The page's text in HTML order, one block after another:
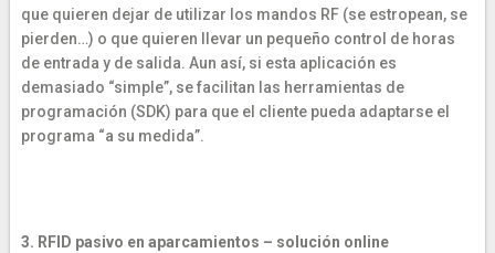
que quieren dejar de utilizar los mandos RF (se estropean, se
pierden…) o que quieren llevar un pequeño control de horas
de entrada y de salida. Aun así, si esta aplicación es
demasiado “simple”, se facilitan las herramientas de
programación (SDK) para que el cliente pueda adaptarse el
programa “a su medida”.
3. RFID pasivo en aparcamientos – solución online